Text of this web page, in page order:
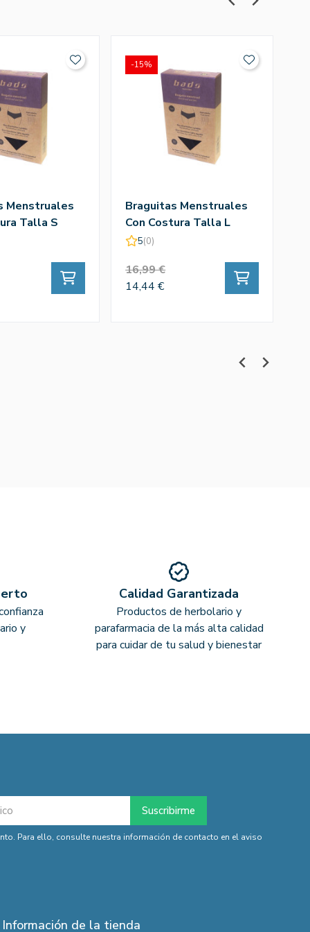
Menstruales
Talla S
Braguitas Menstruales
Con Costura Talla L
5(0)
16,99 €
14,44 €
-15%
y
Calidad Garantizada
Productos de herbolario y
parafarmacia de la más alta calidad
para cuidar de tu salud y bienestar
Para ello, consulte nuestra información de contacto en el aviso
Información de la tienda